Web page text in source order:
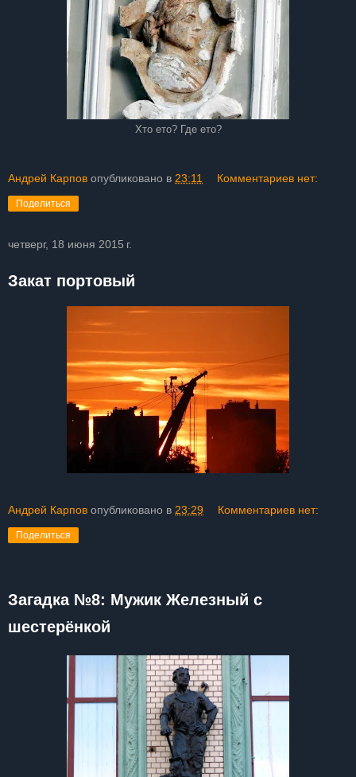
Хто ето? Где ето?
Андрей Карпов опубликовано в 23:11 Комментариев нет:
Поделиться
четверг, 18 июня 2015 г.
Закат портовый
Андрей Карпов опубликовано в 23:29 Комментариев нет:
Поделиться
Загадка №8: Мужик Железный с
шестерёнкой